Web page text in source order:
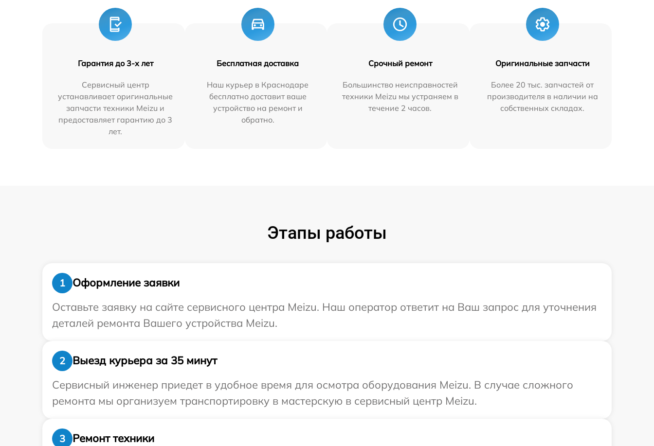
Гарантия до 3-х лет
Сервисный центр
устанавливает оригинальные
запчасти техники Meizu и
предоставляет гарантию до 3
лет.
Бесплатная доставка
Наш курьер в Краснодаре
бесплатно доставит ваше
устройство на ремонт и
обратно.
Срочный ремонт
Большинство неисправностей
техники Meizu мы устраняем в
течение 2 часов.
Оригинальные запчасти
Более 20 тыс. запчастей от
производителя в наличии на
собственных складах.
Этапы работы
1
Оформление заявки
Оставьте заявку на сайте сервисного центра Meizu. Наш оператор ответит на Ваш запрос для уточнения
деталей ремонта Вашего устройства Meizu.
2
Выезд курьера за 35 минут
Сервисный инженер приедет в удобное время для осмотра оборудования Meizu. В случае сложного
ремонта мы организуем транспортировку в мастерскую в сервисный центр Meizu.
3
Ремонт техники